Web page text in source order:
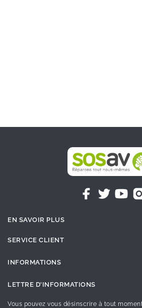
EN SAVOIR PLUS
SERVICE CLIENT
INFORMATIONS
LETTRE D'INFORMATIONS
Vous pouvez vous désinscrire à tout